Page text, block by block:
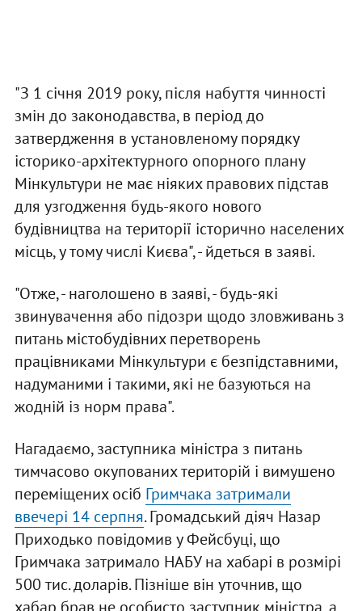
"З 1 січня 2019 року, після набуття чинності
змін до законодавства, в період до
затвердження в установленому порядку
історико-архітектурного опорного плану
Мінкультури не має ніяких правових підстав
для узгодження будь-якого нового
будівництва на території історично населених
місць, у тому числі Києва", - йдеться в заяві.
"Отже, - наголошено в заяві, - будь-які
звинувачення або підозри щодо зловживань з
питань містобудівних перетворень
працівниками Мінкультури є безпідставними,
надуманими і такими, які не базуються на
жодній із норм права".
Нагадаємо, заступника міністра з питань
тимчасово окупованих територій і вимушено
переміщених осіб Гримчака затримали
ввечері 14 серпня. Громадський діяч Назар
Приходько повідомив у Фейсбуці, що
Гримчака затримало НАБУ на хабарі в розмірі
500 тис. доларів. Пізніше він уточнив, що